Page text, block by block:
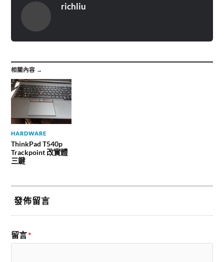
richliu
相關內容 →
HARDWARE
ThinkPad T540p
Trackpoint 改實體
三鍵
發佈留言
留言*